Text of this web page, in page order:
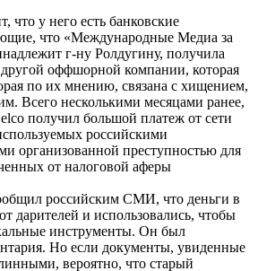
что у него есть банковские
что «Международные Медиа за
г-ну Ролдугину, получила
другой оффшорной компании, которая
по их мнению, связана с хищением,
Всего несколькими месяцами ранее,
получил большой платеж от сети
российскими
организованной преступностью для
от налоговой аферы
российским СМИ, что деньги в
дарителей и использовались, чтобы
инструменты. Он был
Но если документы, увиденные
вероятно, что старый